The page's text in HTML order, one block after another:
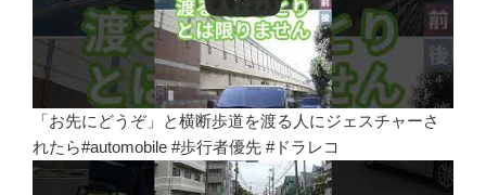
「お先にどうぞ」と横断歩道を渡る人にジェスチャーさ
れたら#automobile #歩行者優先 #ドラレコ